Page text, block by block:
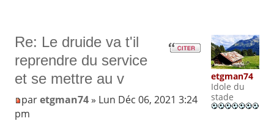
Re: Le druide va t'il
reprendre du service
et se mettre au v
paretgman74» Lun Déc 06, 2021 3:24
pm
etgman74
Idole du
stade